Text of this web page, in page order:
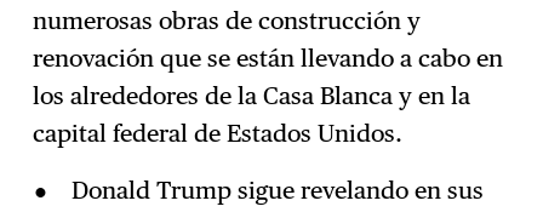
numerosas obras de construcción y
renovación que se están llevando a cabo en
los alrededores de la Casa Blanca y en la
capital federal de Estados Unidos.
Donald Trump sigue revelando en sus